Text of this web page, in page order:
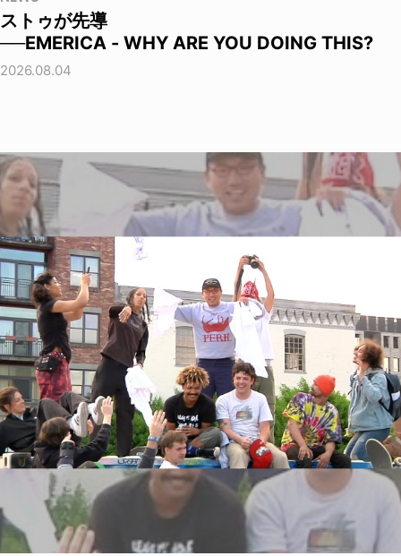
ストゥが先導
──EMERICA - WHY ARE YOU DOING THIS?
2026.08.04